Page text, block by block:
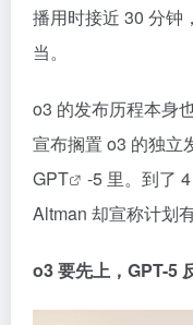
播用时接近 30 分钟
当。
o3 的发布历程本身
宣布搁置 o3 的独立
GPT
-5 里。到了
Altman 却宣称计划
o3 要先上，GPT-5